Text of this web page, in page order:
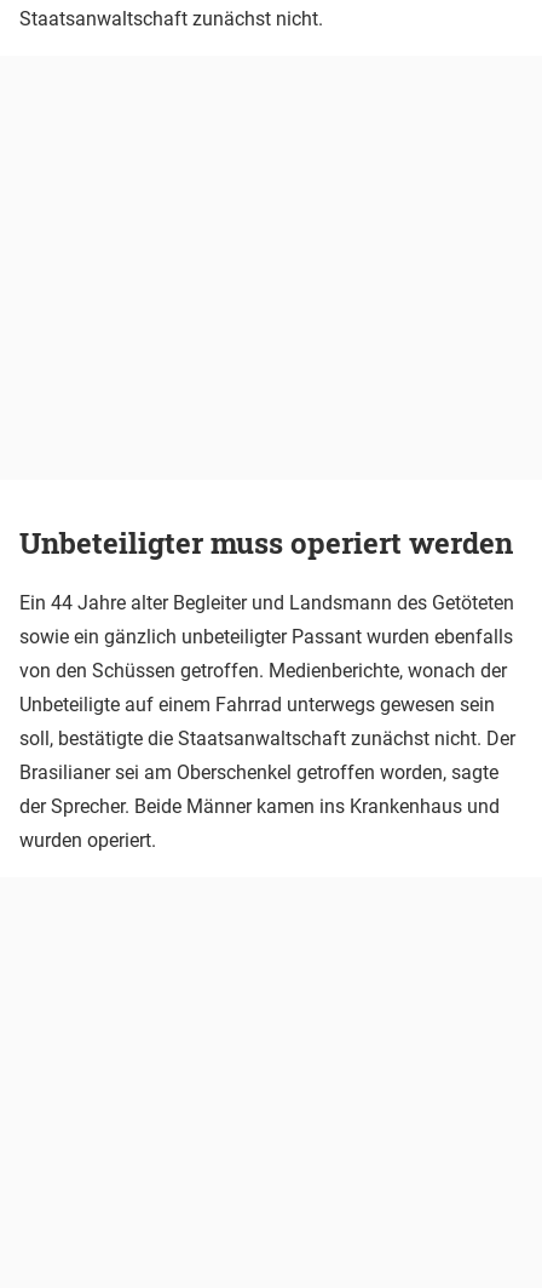
Staatsanwaltschaft zunächst nicht.
Unbeteiligter muss operiert werden
Ein 44 Jahre alter Begleiter und Landsmann des Getöteten
sowie ein gänzlich unbeteiligter Passant wurden ebenfalls
von den Schüssen getroffen. Medienberichte, wonach der
Unbeteiligte auf einem Fahrrad unterwegs gewesen sein
soll, bestätigte die Staatsanwaltschaft zunächst nicht. Der
Brasilianer sei am Oberschenkel getroffen worden, sagte
der Sprecher. Beide Männer kamen ins Krankenhaus und
wurden operiert.